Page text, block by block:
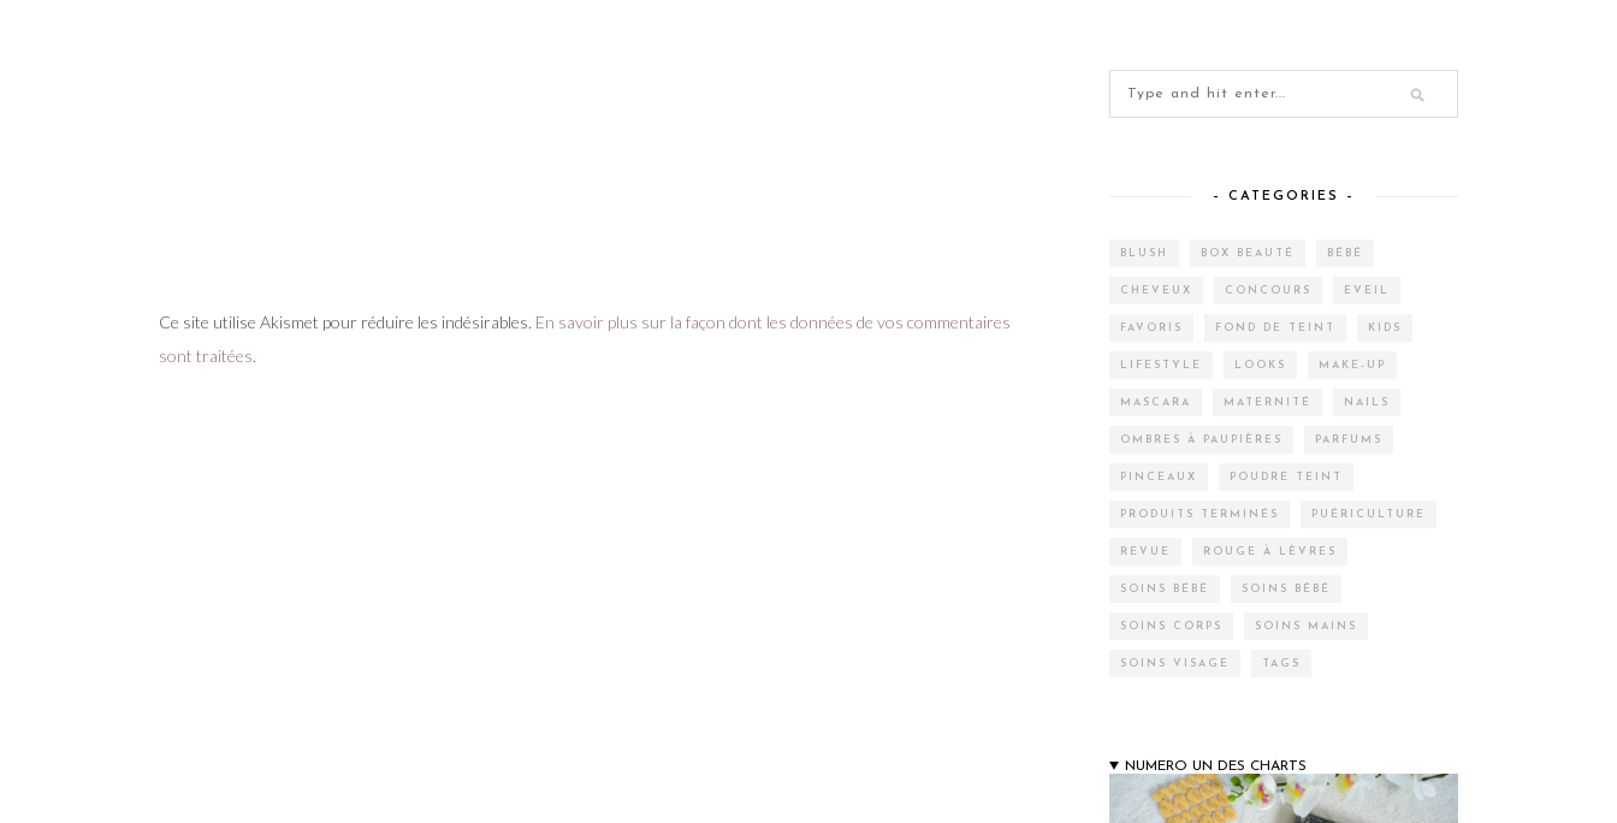
Ce site utilise Akismet pour réduire les indésirables. En savoir plus sur la façon dont les données de vos commentaires
sont traitées.
– CATEGORIES –
BLUSH BOX BEAUTÉ BÉBÉ
CHEVEUX CONCOURS EVEIL
FAVORIS FOND DE TEINT KIDS
LIFESTYLE LOOKS MAKE-UP
MASCARA MATERNITÉ NAILS
OMBRES À PAUPIÈRES PARFUMS
PINCEAUX POUDRE TEINT
PRODUITS TERMINÉS PUÉRICULTURE
REVUE ROUGE À LÈVRES
SOINS BÉBÉ SOINS BÉBÉ
SOINS CORPS SOINS MAINS
SOINS VISAGE TAGS
NUMERO UN DES CHARTS